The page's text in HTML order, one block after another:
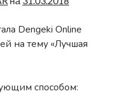
Dengeki Online
на тему «Лучшая
способом: